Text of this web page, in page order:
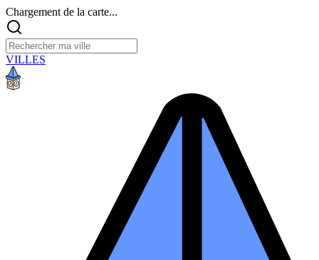
Chargement de la carte...
VILLES